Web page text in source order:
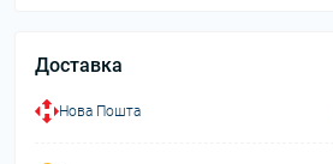
Доставка
Нова Пошта